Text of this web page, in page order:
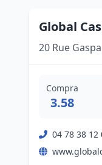
Global
20 Rue
Compra
3.58
04 78 38 12